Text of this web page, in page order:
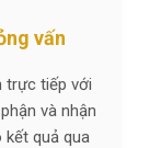
vấn
trực tiếp với
và nhận
quả qua